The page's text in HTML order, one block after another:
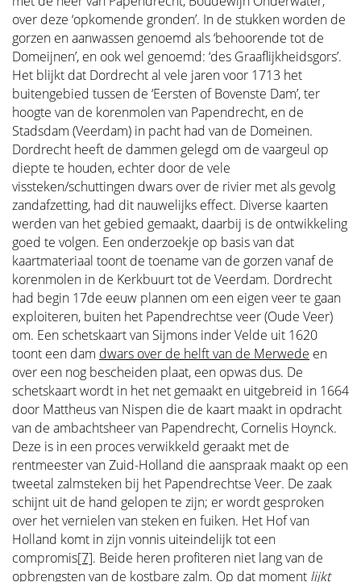
over deze ‘opkomende gronden’. In de stukken worden de
gorzen en aanwassen genoemd als ‘behoorende tot de
Domeijnen’, en ook wel genoemd: ‘des Graaflijkheidsgors’.
Het blijkt dat Dordrecht al vele jaren voor 1713 het
buitengebied tussen de ‘Eersten of Bovenste Dam’, ter
hoogte van de korenmolen van Papendrecht, en de
Stadsdam (Veerdam) in pacht had van de Domeinen.
Dordrecht heeft de dammen gelegd om de vaargeul op
diepte te houden, echter door de vele
vissteken/schuttingen dwars over de rivier met als gevolg
zandafzetting, had dit nauwelijks effect. Diverse kaarten
werden van het gebied gemaakt, daarbij is de ontwikkeling
goed te volgen. Een onderzoekje op basis van dat
kaartmateriaal toont de toename van de gorzen vanaf de
korenmolen in de Kerkbuurt tot de Veerdam. Dordrecht
had begin 17de eeuw plannen om een eigen veer te gaan
exploiteren, buiten het Papendrechtse veer (Oude Veer)
om. Een schetskaart van Sijmons inder Velde uit 1620
toont een dam dwars over de helft van de Merwede en
over een nog bescheiden plaat, een opwas dus. De
schetskaart wordt in het net gemaakt en uitgebreid in 1664
door Mattheus van Nispen die de kaart maakt in opdracht
van de ambachtsheer van Papendrecht, Cornelis Hoynck.
Deze is in een proces verwikkeld geraakt met de
rentmeester van Zuid-Holland die aanspraak maakt op een
tweetal zalmsteken bij het Papendrechtse Veer. De zaak
schijnt uit de hand gelopen te zijn; er wordt gesproken
over het vernielen van steken en fuiken. Het Hof van
Holland komt in zijn vonnis uiteindelijk tot een
compromis[7]. Beide heren profiteren niet lang van de
opbrengsten van de kostbare zalm. Op dat moment lijkt